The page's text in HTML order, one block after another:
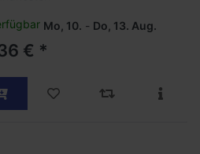
Mo, 10. - Do, 13. Aug.
€ *